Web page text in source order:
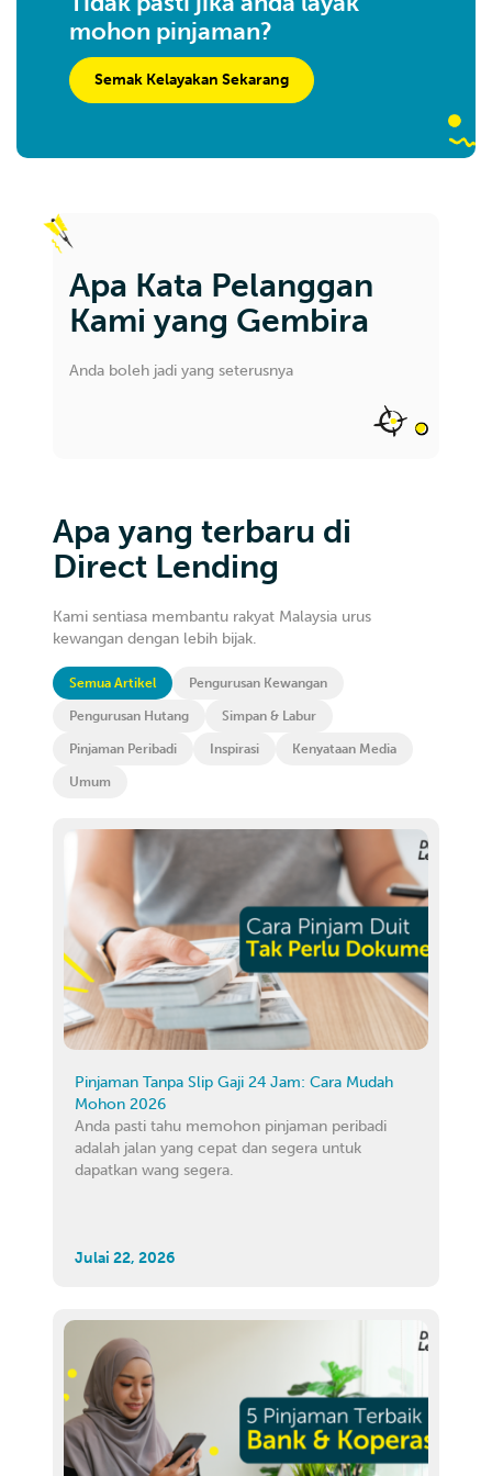
mohon pinjaman?
Semak Kelayakan Sekarang
Apa Kata Pelanggan
Kami yang Gembira
Anda boleh jadi yang seterusnya
Apa yang terbaru di
Direct Lending
Kami sentiasa membantu rakyat Malaysia urus
kewangan dengan lebih bijak.
Semua Artikel Pengurusan Kewangan
Pengurusan Hutang Simpan & Labur
Pinjaman Peribadi Inspirasi Kenyataan Media
Umum
Pinjaman Tanpa Slip Gaji 24 Jam: Cara Mudah
Mohon 2026
Anda pasti tahu memohon pinjaman peribadi
adalah jalan yang cepat dan segera untuk
dapatkan wang segera.
Julai 22, 2026